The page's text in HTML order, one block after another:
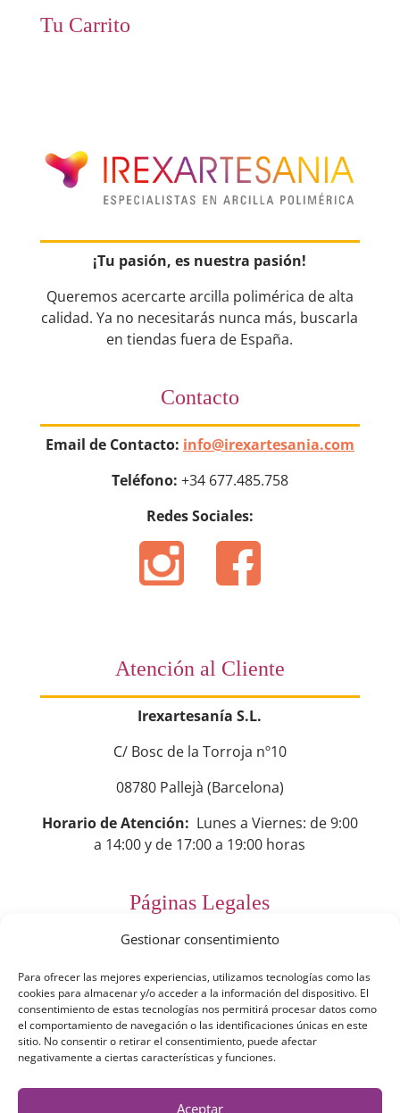
Gestionar consentimiento
Para ofrecer las mejores experiencias, utilizamos tecnologías como las
cookies para almacenar y/o acceder a la información del dispositivo. El
consentimiento de estas tecnologías nos permitirá procesar datos como
el comportamiento de navegación o las identificaciones únicas en este
sitio. No consentir o retirar el consentimiento, puede afectar
negativamente a ciertas características y funciones.
Aceptar
Tu Carrito
¡Tu pasión, es nuestra pasión!
Queremos acercarte arcilla polimérica de alta
calidad. Ya no necesitarás nunca más, buscarla
en tiendas fuera de España.
Contacto
Email de Contacto: info@irexartesania.com
Teléfono: +34 677.485.758
Redes Sociales:
Atención al Cliente
Irexartesanía S.L.
C/ Bosc de la Torroja nº10
08780 Pallejà (Barcelona)
Horario de Atención: Lunes a Viernes: de 9:00
a 14:00 y de 17:00 a 19:00 horas
Páginas Legales
Preguntas Frecuentes
Aviso Legal
Política de Privacidad
Política de Cookies
Términos y Condiciones